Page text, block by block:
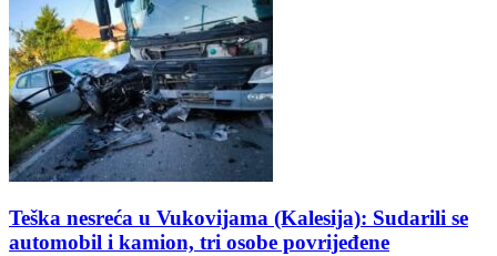
Teška nesreća u Vukovijama (Kalesija): Sudarili se
automobil i kamion, tri osobe povrijeđene